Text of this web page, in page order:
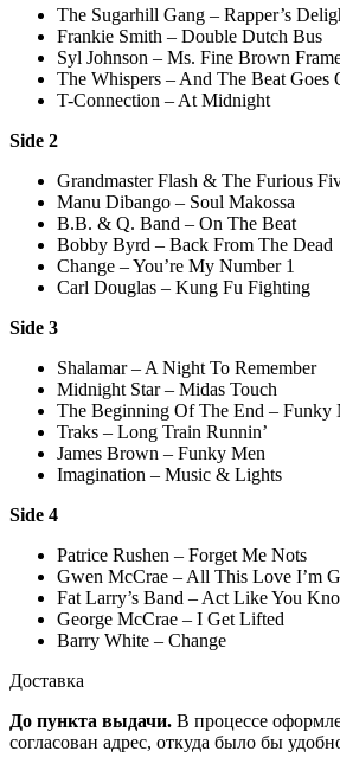
The Sugarhill Gang – Rapper’s
Frankie Smith – Double Dutch Bus
Syl Johnson – Ms. Fine Brown
The Whispers – And The Beat Goes
T-Connection – At Midnight
Side 2
Grandmaster Flash & The Furious
Manu Dibango – Soul Makossa
B.B. & Q. Band – On The Beat
Bobby Byrd – Back From The Dead
Change – You’re My Number 1
Carl Douglas – Kung Fu Fighting
Side 3
Shalamar – A Night To Remember
Midnight Star – Midas Touch
The Beginning Of The End – Funky
Traks – Long Train Runnin’
James Brown – Funky Men
Imagination – Music & Lights
Side 4
Patrice Rushen – Forget Me Nots
Gwen McCrae – All This Love I’m
Fat Larry’s Band – Act Like You
George McCrae – I Get Lifted
Barry White – Change
Доставка
До пункта выдачи. В процессе
согласован адрес, откуда было бы